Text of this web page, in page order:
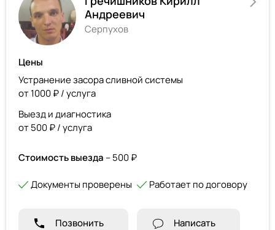
Андреевич
Серпухов
Цены
Устранение засора сливной системы
от 1000 ₽ / услуга
Выезд и диагностика
от 500 ₽ / услуга
Стоимость выезда – 500 ₽
Документы проверены Работает по договору
Позвонить Написать